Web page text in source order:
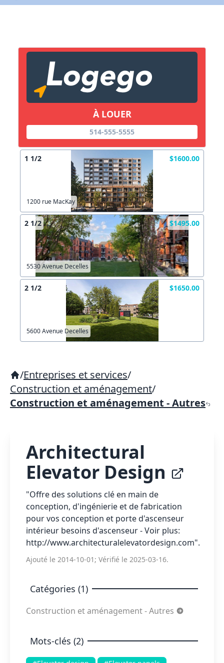
À LOUER
514-555-5555
1 1/2 $1600.00
1200 rue MacKay
2 1/2 $1495.00
5530 Avenue Decelles
2 1/2 $1650.00
5600 Avenue Decelles
/Entreprises et services/
Construction et aménagement/
Construction et aménagement - Autres
Architectural
Elevator Design
"Offre des solutions clé en main de
conception, d'ingénierie et de fabrication
pour vos conception et porte d'ascenseur
intérieur besoins d'ascenseur - Voir plus:
http://www.architecturalelevatordesign.com".
Ajouté le 2014-10-01; Vérifié le 2025-03-16.
Catégories (1)
Construction et aménagement - Autres
Mots-clés (2)
Copier lien